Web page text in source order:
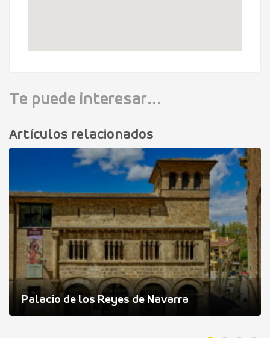
Te puede interesar...
Artículos relacionados
Palacio de los Reyes de Navarra